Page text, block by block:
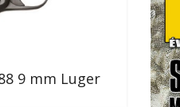
9 mm Luger